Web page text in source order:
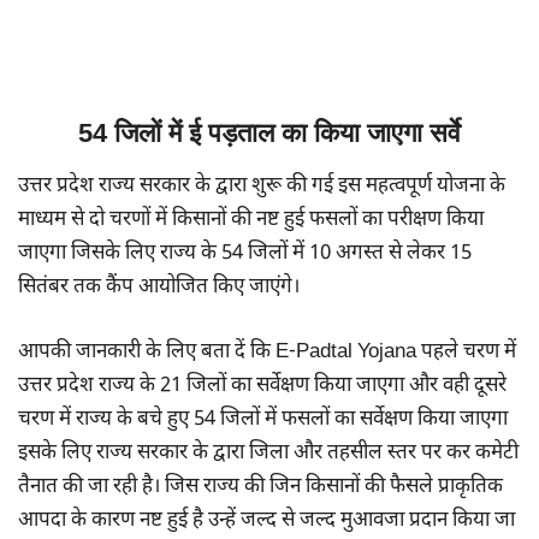
54 जिलों में ई पड़ताल का किया जाएगा सर्वे
उत्तर प्रदेश राज्य सरकार के द्वारा शुरू की गई इस महत्वपूर्ण योजना के
माध्यम से दो चरणों में किसानों की नष्ट हुई फसलों का परीक्षण किया
जाएगा जिसके लिए राज्य के 54 जिलों में 10 अगस्त से लेकर 15
सितंबर तक कैंप आयोजित किए जाएंगे।
आपकी जानकारी के लिए बता दें कि E-Padtal Yojana पहले चरण में
उत्तर प्रदेश राज्य के 21 जिलों का सर्वेक्षण किया जाएगा और वही दूसरे
चरण में राज्य के बचे हुए 54 जिलों में फसलों का सर्वेक्षण किया जाएगा
इसके लिए राज्य सरकार के द्वारा जिला और तहसील स्तर पर कर कमेटी
तैनात की जा रही है। जिस राज्य की जिन किसानों की फैसले प्राकृतिक
आपदा के कारण नष्ट हुई है उन्हें जल्द से जल्द मुआवजा प्रदान किया जा